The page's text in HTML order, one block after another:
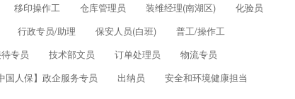
移印操作工 仓库管理员 装维经理(南湖区)
化验员
行政专员/助理 保安人员(白班)
普工/操作工
专员 技术部文员 订单处理员
物流专员
国人保】政企服务专员 出纳员
安全和环境健康担当